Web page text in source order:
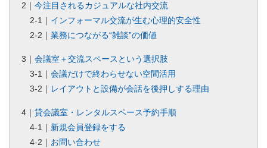
2｜ 今注目されるカジュアルな社内交流
2-1｜ インフォーマル交流が生む心理的安全性
2-2｜ 業務につながる“雑談”の価値
3｜ 会議室＋交流スペースという選択肢
3-1｜ 会議だけで終わらせない空間活用
3-2｜ レイアウトと設備が会話を後押しする理由
4｜ 貸会議室・レンタルスペース予約手順
4-1｜ 新規会員登録をする
4-2｜ お問い合わせ